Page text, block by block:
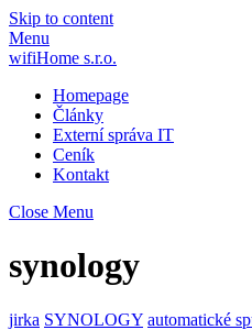
Skip to content
Menu
wifiHome s.r.o.
Homepage
Články
Externí správa IT
Ceník
Kontakt
Close Menu
synology
jirka SYNOLOGY automatické